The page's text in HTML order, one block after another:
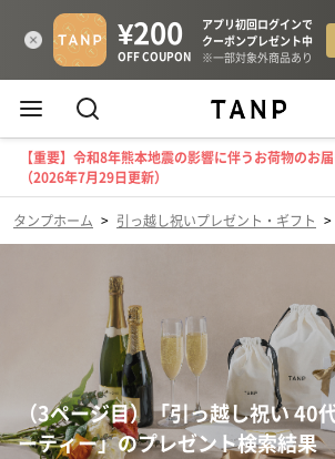
【重要】令和8年熊本地震の影響に伴うお荷物のお
（2026年7月29日更新）
タンプホーム > 引っ越し祝いプレゼント・ギフト >
（3ページ目）「引っ越し祝い 40
ーティー」のプレゼント検索結果